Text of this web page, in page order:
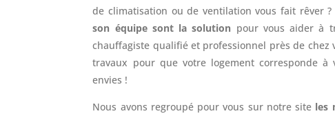
de climatisation ou de ventilation vous fait rêver ?
son équipe sont la solution pour vous aider à
chauffagiste qualifié et professionnel près de chez
travaux pour que votre logement corresponde à
envies !
Nous avons regroupé pour vous sur notre site les